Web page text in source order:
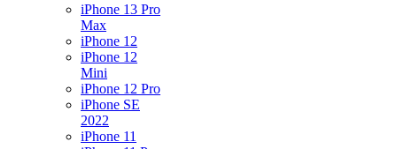
iPhone 13 Pro
Max
iPhone 12
iPhone 12
Mini
iPhone 12 Pro
iPhone SE
2022
iPhone 11